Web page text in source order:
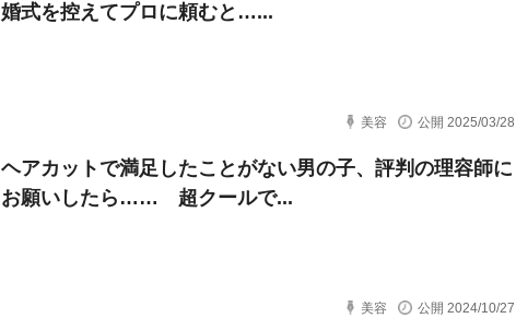
婚式を控えてプロに頼むと…...
美容 公開 2025/03/28
ヘアカットで満足したことがない男の子、評判の理容師に
お願いしたら…… 超クールで...
美容 公開 2024/10/27